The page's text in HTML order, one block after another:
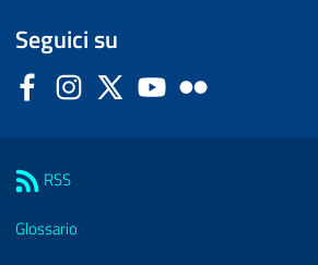
Seguici su
FacebookInstagram
Twitter YouTube
RSS
Glossario